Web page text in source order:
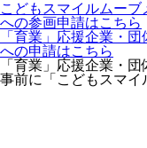
こどもスマイルムーブ
への参画申請はこちら
「育業」応援企業・団
への申請はこちら
「育業」応援企業・団
事前に「こどもスマイ